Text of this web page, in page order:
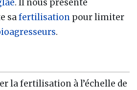
. Il nous présente
safertilisation pour limiter
.
la fertilisation à l’échelle de